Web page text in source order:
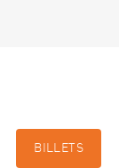
BILLETS